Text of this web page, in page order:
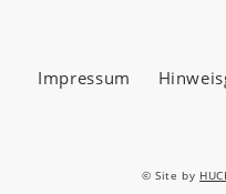
Impressum
© Site by